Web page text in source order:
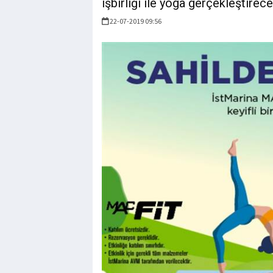
işbirliği ile yoga
22-07-2019 09:56